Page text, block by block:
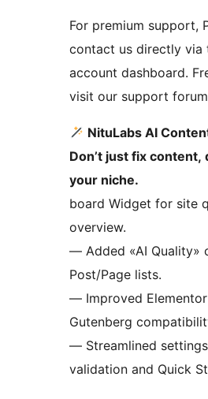
For premium support,
contact us directly via
account dashboard.
visit our support
NituLabs AI
Don’t just fix content,
your niche.
board Widget for site
overview.
— Added «AI Quality»
Post/Page lists.
— Improved
Gutenberg
— Streamlined
validation and Quick